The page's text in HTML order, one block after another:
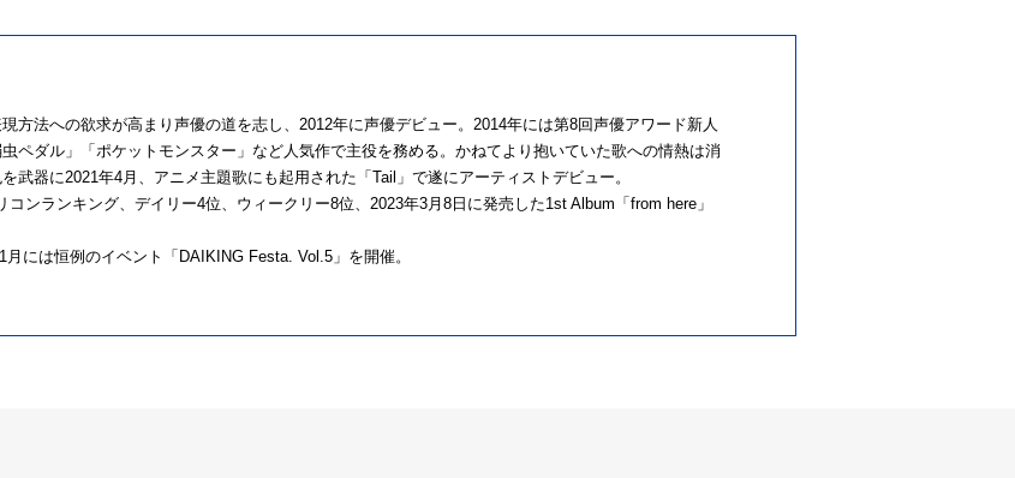
方法への欲求が高まり声優の道を志し、2012年に声優デビュー。2014年には第8回声優アワード新人
ペダル」「ポケットモンスター」など人気作で主役を務める。かねてより抱いていた歌への情熱は消
武器に2021年4月、アニメ主題歌にも起用された「Tail」で遂にアーティストデビュー。
ンランキング、デイリー4位、ウィークリー8位、2023年3月8日に発売した1st Album「from here」
には恒例のイベント「DAIKING Festa. Vol.5」を開催。